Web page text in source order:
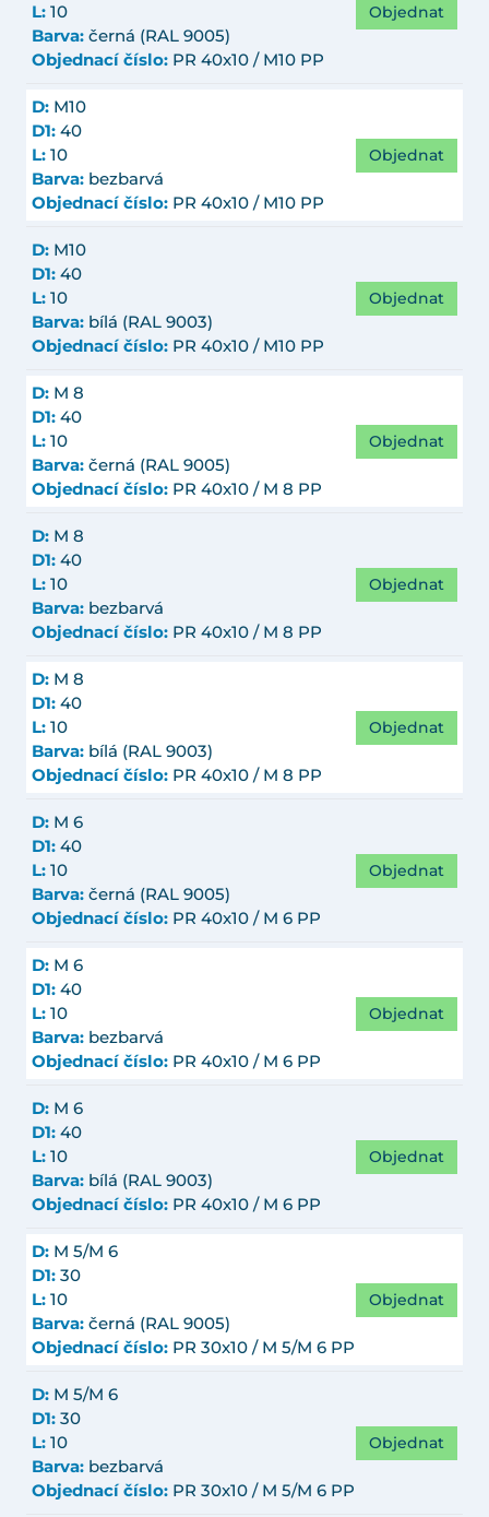
L: 10
Barva: černá (RAL 9005)
Objednací číslo: PR 40x10 / M10 PP
Objednat
D: M10
D1: 40
L: 10
Barva: bezbarvá
Objednací číslo: PR 40x10 / M10 PP
Objednat
D: M10
D1: 40
L: 10
Barva: bílá (RAL 9003)
Objednací číslo: PR 40x10 / M10 PP
Objednat
D: M 8
D1: 40
L: 10
Barva: černá (RAL 9005)
Objednací číslo: PR 40x10 / M 8 PP
Objednat
D: M 8
D1: 40
L: 10
Barva: bezbarvá
Objednací číslo: PR 40x10 / M 8 PP
Objednat
D: M 8
D1: 40
L: 10
Barva: bílá (RAL 9003)
Objednací číslo: PR 40x10 / M 8 PP
Objednat
D: M 6
D1: 40
L: 10
Barva: černá (RAL 9005)
Objednací číslo: PR 40x10 / M 6 PP
Objednat
D: M 6
D1: 40
L: 10
Barva: bezbarvá
Objednací číslo: PR 40x10 / M 6 PP
Objednat
D: M 6
D1: 40
L: 10
Barva: bílá (RAL 9003)
Objednací číslo: PR 40x10 / M 6 PP
Objednat
D: M 5/M 6
D1: 30
L: 10
Barva: černá (RAL 9005)
Objednací číslo: PR 30x10 / M 5/M 6 PP
Objednat
D: M 5/M 6
D1: 30
L: 10
Barva: bezbarvá
Objednací číslo: PR 30x10 / M 5/M 6 PP
Objednat